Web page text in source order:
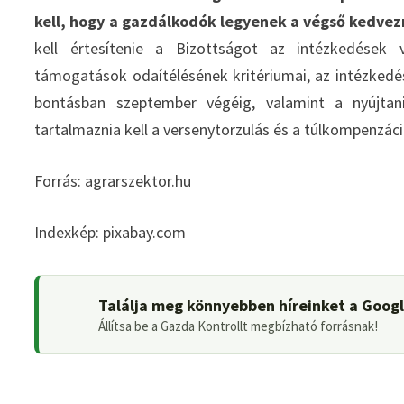
kell, hogy a gazdálkodók legyenek a végső
kell értesítenie a Bizottságot az intézkedések
támogatások odaítélésének kritériumai, az
bontásban szeptember végéig, valamint a
tartalmaznia kell a versenytorzulás és a
Forrás: agrarszektor.hu
Indexkép: pixabay.com
Találja meg könnyebben híreinket a
Állítsa be a Gazda Kontrollt megbízható forrásnak!